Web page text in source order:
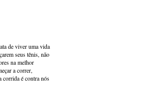
de viver uma vida
seus tênis, não
na melhor
a correr,
corrida é contra nós